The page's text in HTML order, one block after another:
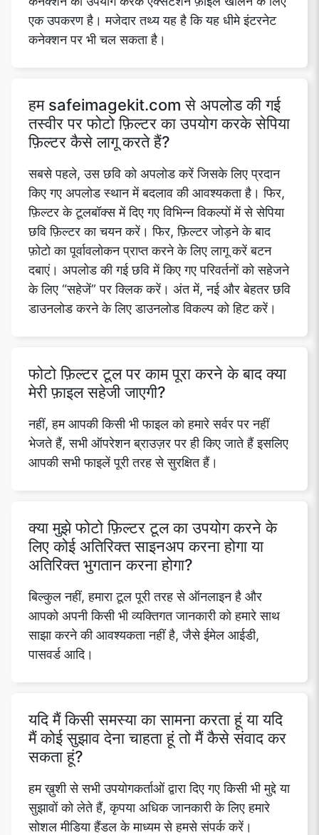
एक उपकरण है। मजेदार तथ्य यह है कि यह धीमे इंटरनेट
कनेक्शन पर भी चल सकता है।
हम safeimagekit.com से अपलोड की गई
तस्वीर पर फोटो फ़िल्टर का उपयोग करके सेपिया
फ़िल्टर कैसे लागू करते हैं?
सबसे पहले, उस छवि को अपलोड करें जिसके लिए प्रदान
किए गए अपलोड स्थान में बदलाव की आवश्यकता है। फिर,
फ़िल्टर के टूलबॉक्स में दिए गए विभिन्न विकल्पों में से सेपिया
छवि फ़िल्टर का चयन करें। फिर, फ़िल्टर जोड़ने के बाद
फ़ोटो का पूर्वावलोकन प्राप्त करने के लिए लागू करें बटन
दबाएं। अपलोड की गई छवि में किए गए परिवर्तनों को सहेजने
के लिए “सहेजें” पर क्लिक करें। अंत में, नई और बेहतर छवि
डाउनलोड करने के लिए डाउनलोड विकल्प को हिट करें।
फोटो फ़िल्टर टूल पर काम पूरा करने के बाद क्या
मेरी फ़ाइल सहेजी जाएगी?
नहीं, हम आपकी किसी भी फाइल को हमारे सर्वर पर नहीं
भेजते हैं, सभी ऑपरेशन ब्राउज़र पर ही किए जाते हैं इसलिए
आपकी सभी फाइलें पूरी तरह से सुरक्षित हैं।
क्या मुझे फोटो फ़िल्टर टूल का उपयोग करने के
लिए कोई अतिरिक्त साइनअप करना होगा या
अतिरिक्त भुगतान करना होगा?
बिल्कुल नहीं, हमारा टूल पूरी तरह से ऑनलाइन है और
आपको अपनी किसी भी व्यक्तिगत जानकारी को हमारे साथ
साझा करने की आवश्यकता नहीं है, जैसे ईमेल आईडी,
पासवर्ड आदि।
यदि मैं किसी समस्या का सामना करता हूं या यदि
मैं कोई सुझाव देना चाहता हूं तो मैं कैसे संवाद कर
सकता हूं?
हम ख़ुशी से सभी उपयोगकर्ताओं द्वारा दिए गए किसी भी मुद्दे या
सुझावों को लेते हैं, कृपया अधिक जानकारी के लिए हमारे
सोशल मीडिया हैंडल के माध्यम से हमसे संपर्क करें।